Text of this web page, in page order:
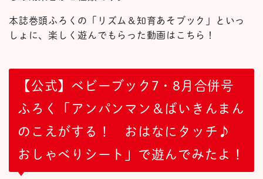
本誌巻頭ふろくの「リズム＆知育あそブック」といっ
しょに、楽しく遊んでもらった動画はこちら！
【公式】ベビーブック7・8月合併号
ふろく「アンパンマン＆ばいきんまん
のこえがする！ おはなにタッチ♪
おしゃべりシート」で遊んでみたよ！